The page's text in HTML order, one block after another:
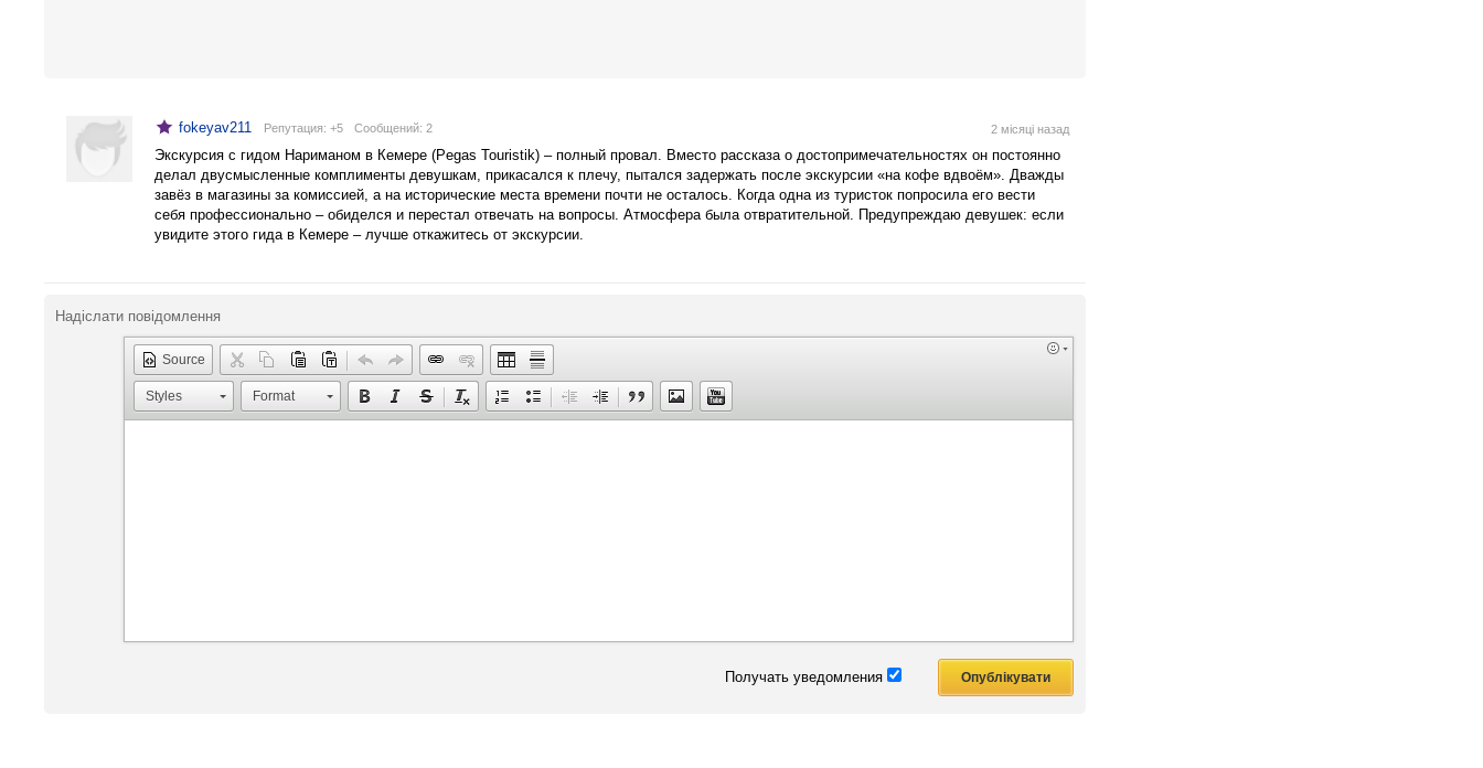
fokeyav211 Репутация: +5 Cообщений: 2 2 місяці назад
Экскурсия с гидом Нариманом в Кемере (Pegas Touristik) – полный провал. Вместо рассказа о достопримечательностях он постоянно
делал двусмысленные комплименты девушкам, прикасался к плечу, пытался задержать после экскурсии «на кофе вдвоём». Дважды
завёз в магазины за комиссией, а на исторические места времени почти не осталось. Когда одна из туристок попросила его вести
себя профессионально – обиделся и перестал отвечать на вопросы. Атмосфера была отвратительной. Предупреждаю девушек: если
увидите этого гида в Кемере – лучше откажитесь от экскурсии.
Надіслати повідомлення
Source
Styles Format
Получать уведомления